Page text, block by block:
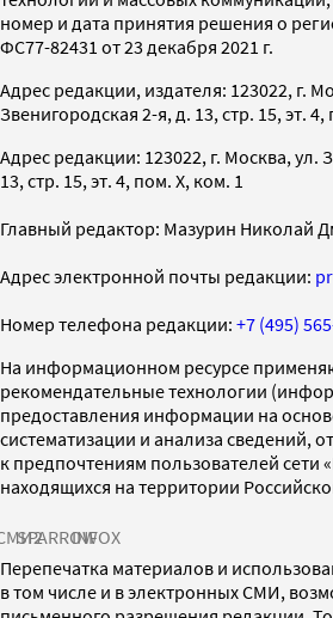
номер и дата принятия решения о
ФС77-82431 от 23 декабря 2021 г.
Адрес редакции, издателя: 123022, г.
Звенигородская 2-я, д. 13, стр. 15, эт. 4,
Адрес редакции: 123022, г. Москва, ул.
13, стр. 15, эт. 4, пом. X, ком. 1
Главный редактор: Мазурин Николай
Адрес электронной почты редакции:
Номер телефона редакции: +7 (495)
На информационном ресурсе
рекомендательные технологии
предоставления информации на
систематизации и анализа сведений,
к предпочтениям пользователей сети
находящихся на территории
SPARROWINFOX
Перепечатка материалов и
в том числе и в электронных СМИ,